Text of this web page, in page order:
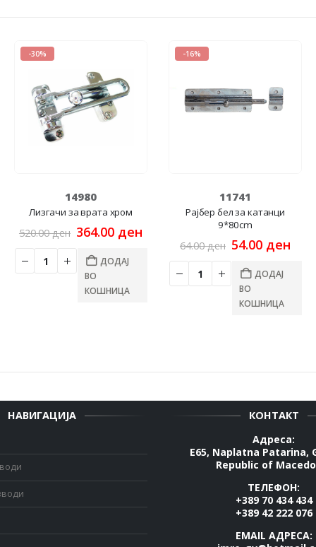
-30%
14980
Лизгачи за врата хром
520.00ден Original
was:
520.00 ден.
364.00 ден
364.00 ден.
ДОДАЈ
ВО
КОШНИЦА
-16%
11741
Рајбер бел за катанци
9*80cm
64.00ден Original
was:
64.00 ден.
54.00 ден
ДОДАЈ
ВО
КОШНИЦА
НАВИГАЦИЈА
КОНТАКТ
Адреса:
E65, Naplatna Patarina,
Republic of
ТЕЛЕФОН:
+389 70 434 434
+389 42 222 076
EMAIL АДРЕСА: